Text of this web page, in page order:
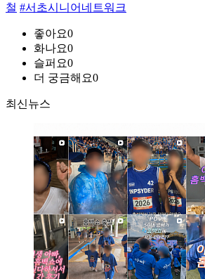
철 #서초시니어네트워크
좋아요0
화나요0
슬퍼요0
더 궁금해요0
최신뉴스